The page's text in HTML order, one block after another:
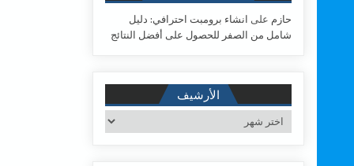
حازم على انشاء برومبت احترافي: دليل
شامل من الصفر للحصول على أفضل النتائج
الأرشيف
الأرشيف